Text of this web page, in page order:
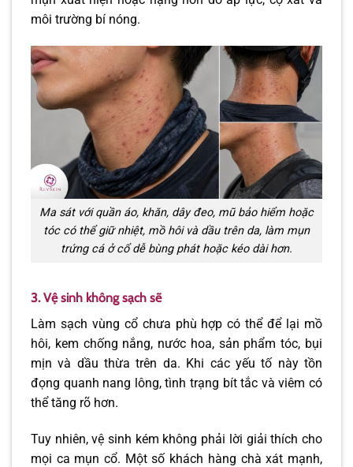
môi trường bí nóng.
Ma sát với quần áo, khăn, dây đeo, mũ bảo hiểm hoặc
tóc có thể giữ nhiệt, mồ hôi và dầu trên da, làm mụn
trứng cá ở cổ dễ bùng phát hoặc kéo dài hơn.
3. Vệ sinh không sạch sẽ
Làm sạch vùng cổ chưa phù hợp có thể để lại mồ
hôi, kem chống nắng, nước hoa, sản phẩm tóc, bụi
mịn và dầu thừa trên da. Khi các yếu tố này tồn
đọng quanh nang lông, tình trạng bít tắc và viêm có
thể tăng rõ hơn.
Tuy nhiên, vệ sinh kém không phải lời giải thích cho
mọi ca mụn cổ. Một số khách hàng chà xát mạnh,